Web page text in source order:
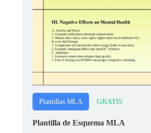
Plantillas MLA GRATIS
Plantilla de Esquema MLA